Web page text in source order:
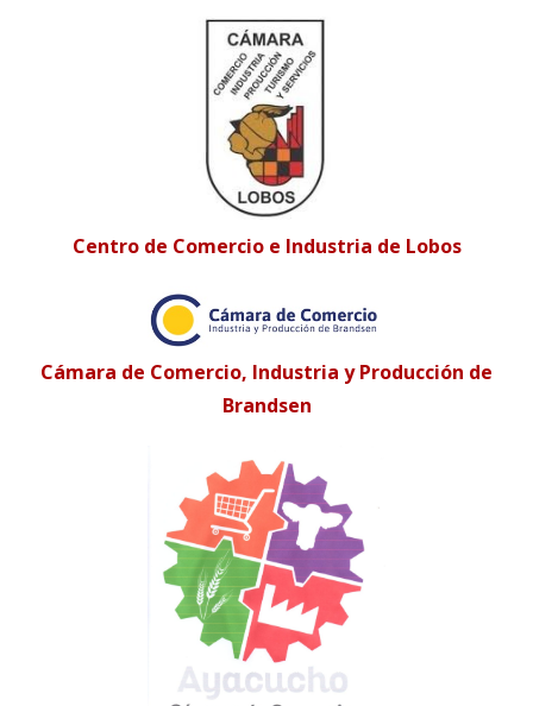
Centro de Comercio e Industria de Lobos
Cámara de Comercio, Industria y Producción de
Brandsen